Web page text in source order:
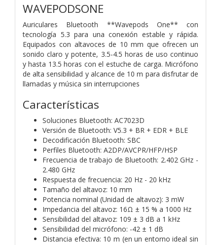
WAVEPODSONE
Auriculares Bluetooth **Wavepods One** con
tecnología 5.3 para unaconexión estable y rápida.
Equipados con altavoces de 10 mm que ofrecen un
sonido claro y potente, 3.5-4.5 horas de uso continuo
y hasta 13.5 horas con el estuche de carga. Micrófono
de alta sensibilidad y alcance de 10 m para disfrutar de
llamadas y música sin interrupciones
Características
Soluciones Bluetooth: AC7023D
Versión de Bluetooth: V5.3 + BR + EDR + BLE
Decodificación Bluetooth: SBC
Perfiles Bluetooth: A2DP/AVCPR/HFP/HSP
Frecuencia de trabajo de Bluetooth: 2.402 GHz -
2.480 GHz
Respuesta de frecuencia: 20 Hz - 20 kHz
Tamaño del altavoz: 10 mm
Potencia nominal (Unidad de altavoz): 3 mW
Impedancia del altavoz: 16Ω ± 15 % a 1000 Hz
Sensibilidad del altavoz: 109 ± 3 dB a 1 kHz
Sensibilidad del micrófono: -42 ± 1 dB
Distancia efectiva: 10 m (en un entorno ideal sin